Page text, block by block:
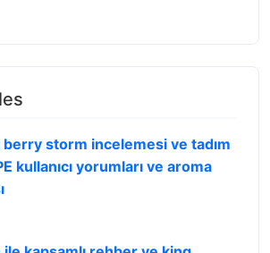
berry storm incelemesi ve tadım
kullanıcı yorumları ve aroma